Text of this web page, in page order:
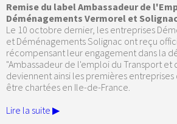
Remise du label Ambassadeur de
Déménagements Vermorel et
Le 10 octobre dernier, les entreprises
et Déménagements Solignac ont reçu
récompensant leur engagement dans la
"Ambassadeur de l'emploi du Transport et
deviennent ainsi les premières
être chartées en Ile-de-France.
Lire la suite ▶